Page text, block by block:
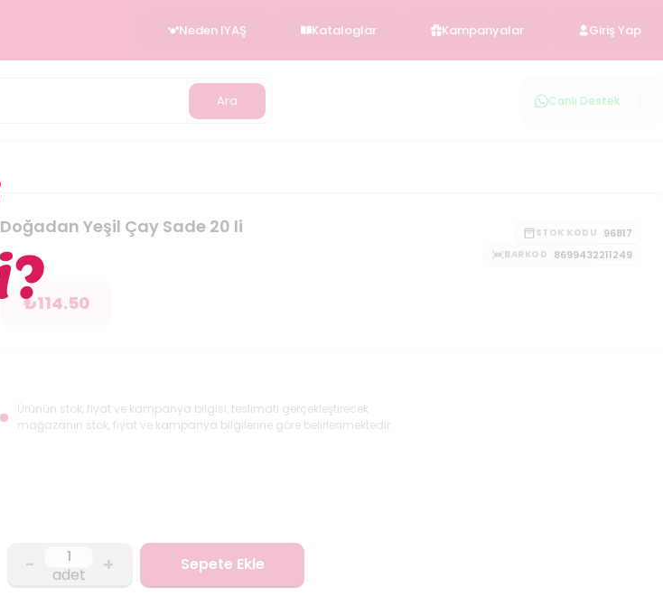
Neden IYAŞ Kataloglar Kampanyalar Giriş Yap
Ara Canlı Destek
Doğadan Yeşil Çay Sade 20 li STOK KODU 96817
BARKOD 8699432211249
₺114.50
Ürünün stok, fiyat ve kampanya bilgisi, teslimatı gerçekleştirecek
mağazanın stok, fiyat ve kampanya bilgilerine göre belirlenmektedir.
- adet + Sepete Ekle